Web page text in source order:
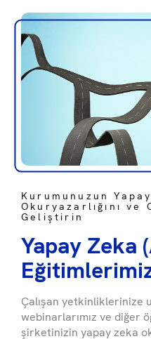
Kurumunuzun
Okuryazarlığını ve
Geliştirin
Yapay Zeka
Çalışan yetkinliklerinize
webinarlarımız ve diğer
şirketinizin yapay zeka